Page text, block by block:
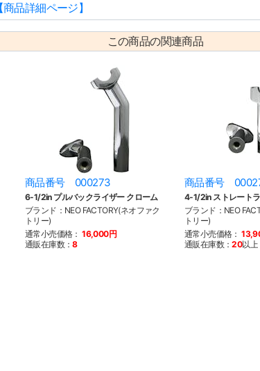
【商品詳細ページ】
この商品の関連商品
商品番号 000273
6-1/2in プルバックライザー クローム
ブランド：NEO FACTORY(ネオファク
トリー)
通常小売価格： 16,000円
通販在庫数：8
商品番号
4-1/2in ストレート
ブランド：NEO
トリー)
通常小売価格：
通販在庫数：20以上